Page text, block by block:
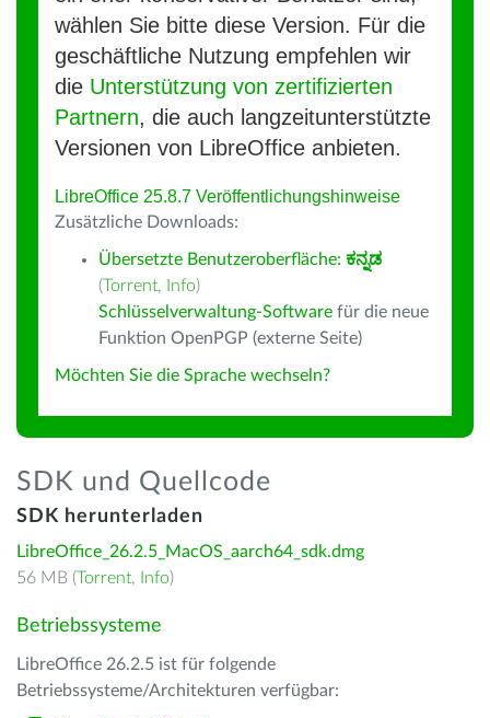
wählen Sie bitte diese Version. Für die
geschäftliche Nutzung empfehlen wir
die Unterstützung von zertifizierten
Partnern, die auch langzeitunterstützte
Versionen von LibreOffice anbieten.
LibreOffice 25.8.7 Veröffentlichungshinweise
Zusätzliche Downloads:
Übersetzte Benutzeroberfläche: ಕನ್ನಡ
(Torrent, Info)
Schlüsselverwaltung-Software für die neue
Funktion OpenPGP (externe Seite)
Möchten Sie die Sprache wechseln?
SDK und Quellcode
SDK herunterladen
LibreOffice_26.2.5_MacOS_aarch64_sdk.dmg
56 MB (Torrent, Info)
Betriebssysteme
LibreOffice 26.2.5 ist für folgende
Betriebssysteme/Architekturen verfügbar: